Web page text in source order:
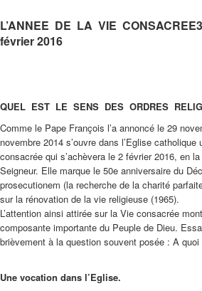
L’ANNEE DE LA VIE
février 2016
QUEL EST LE SENS DES ORDRES
Comme le Pape François l’a annoncé le 29
novembre 2014 s’ouvre dans l’Eglise
consacrée qui s’achèvera le 2 février 2016, en
Seigneur. Elle marque le 50e anniversaire du
prosecutionem (la recherche de la charité
sur la rénovation de la vie religieuse (1965).
L’attention ainsi attirée sur la Vie consacrée
composante importante du Peuple de Dieu.
brièvement à la question souvent posée : A
Une vocation dans l’Eglise.